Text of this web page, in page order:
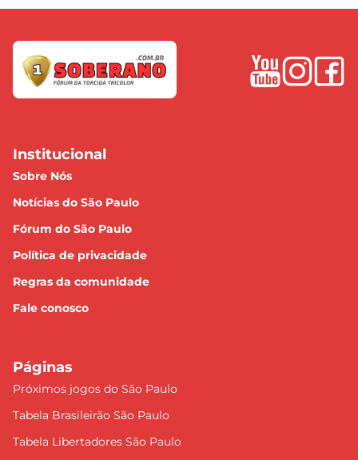
Institucional
Sobre Nós
Notícias do São Paulo
Fórum do São Paulo
Política de privacidade
Regras da comunidade
Fale conosco
Páginas
Próximos jogos do São Paulo
Tabela Brasileirão São Paulo
Tabela Libertadores São Paulo